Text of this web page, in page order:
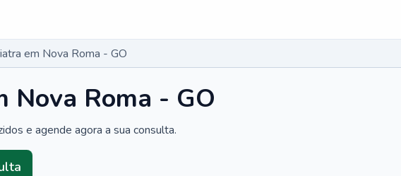
em Nova Roma - GO
Nova Roma - GO
e agende agora a sua consulta.